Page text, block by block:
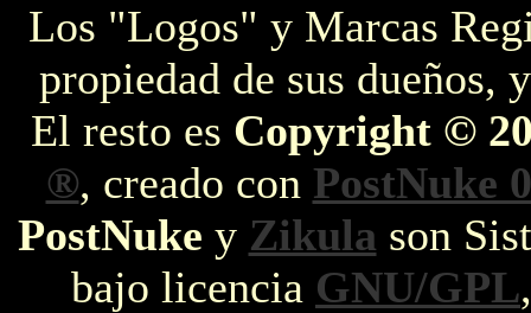
Los "Logos" y Marcas
propiedad de sus dueños,
El resto es Copyright ©
®, creado con PostNuke
PostNuke y Zikula son
bajo licencia GNU/GPL